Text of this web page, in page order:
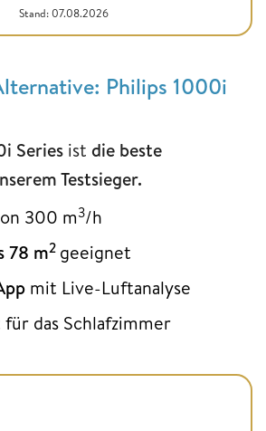
Stand: 07.08.2026
Philips 1000i
Series ist die beste
Testsieger.
300 m3/h
78 m2 geeignet
mit Live-Luftanalyse
das Schlafzimmer